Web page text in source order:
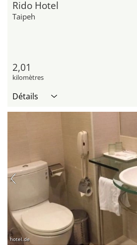
Rido Hotel
Taipeh
2,01
kilomètres
Détails
hotel.de